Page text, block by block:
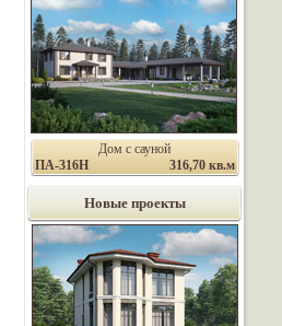
Дом с сауной
ПА-316Н
316,70 кв.м
Новые проекты